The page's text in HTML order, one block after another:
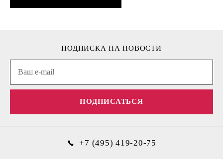
ПОДПИСКА НА НОВОСТИ
ПОДПИСАТЬСЯ
+7 (495) 419-20-75